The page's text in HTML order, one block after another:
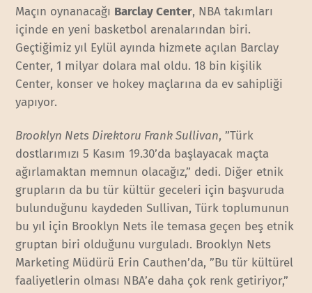
Maçın oynanacağı Barclay Center, NBA takımları
içinde en yeni basketbol arenalarından biri.
Geçtiğimiz yıl Eylül ayında hizmete açılan Barclay
Center, 1 milyar dolara mal oldu. 18 bin kişilik
Center, konser ve hokey maçlarına da ev sahipliği
yapıyor.
Brooklyn Nets Direktoru Frank Sullivan, ”Türk
dostlarımızı 5 Kasım 19.30’da başlayacak maçta
ağırlamaktan memnun olacağız,” dedi. Diğer etnik
grupların da bu tür kültür geceleri için başvuruda
bulunduğunu kaydeden Sullivan, Türk toplumunun
bu yıl için Brooklyn Nets ile temasa geçen beş etnik
gruptan biri olduğunu vurguladı. Brooklyn Nets
Marketing Müdürü Erin Cauthen’da, ”Bu tür kültürel
faaliyetlerin olması NBA’e daha çok renk getiriyor,”